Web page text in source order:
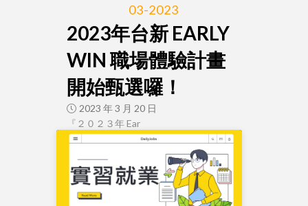
03-2023
2023年台新 EARLY
WIN 職場體驗計畫
開始甄選囉！
2023 年 3 月 20 日
『２０２３年 Ear